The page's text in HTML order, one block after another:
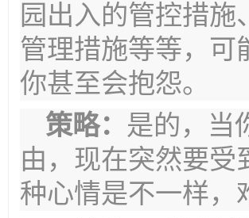
园出入的管控措
管理措施等等，可
你甚至会抱怨。
策略： 是的，当
由，现在突然要受
种心情是不一样，